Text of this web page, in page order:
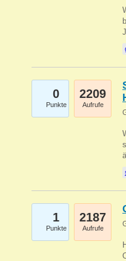
0
Punkte
2209
Aufrufe
1
Punkte
2187
Aufrufe